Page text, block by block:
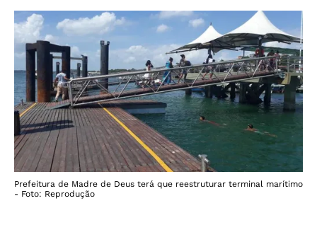
Prefeitura de Madre de Deus terá que reestruturar terminal marítimo
- Foto: Reprodução